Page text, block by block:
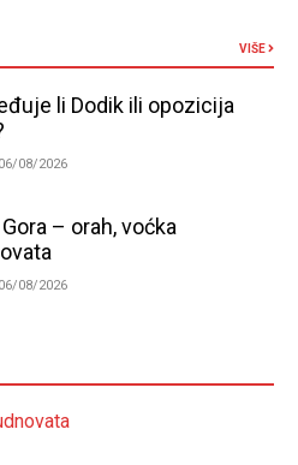
VIŠE
li Dodik ili opozicija
08/2026
– orah, voćka
08/2026